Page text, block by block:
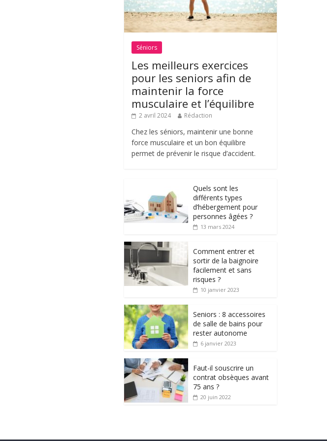
Séniors
Les meilleurs exercices
pour les seniors afin de
maintenir la force
musculaire et l’équilibre
2 avril 2024 Rédaction
Chez les séniors, maintenir une bonne
force musculaire et un bon équilibre
permet de prévenir le risque d’accident.
Quels sont les
différents types
d’hébergement pour
personnes âgées ?
13 mars 2024
Comment entrer et
sortir de la baignoire
facilement et sans
risques ?
10 janvier 2023
Seniors : 8 accessoires
de salle de bains pour
rester autonome
6 janvier 2023
Faut-il souscrire un
contrat obsèques avant
75 ans ?
20 juin 2022